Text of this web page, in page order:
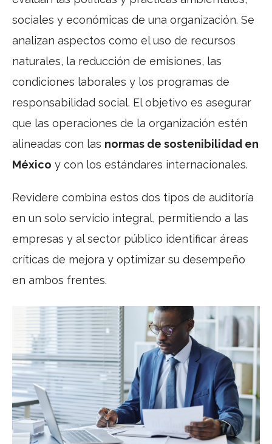
sociales y económicas de una organización. Se
analizan aspectos como el uso de recursos
naturales, la reducción de emisiones, las
condiciones laborales y los programas de
responsabilidad social. El objetivo es asegurar
que las operaciones de la organización estén
alineadas con las normas de sostenibilidad en
México y con los estándares internacionales.
Revidere combina estos dos tipos de auditoría
en un solo servicio integral, permitiendo a las
empresas y al sector público identificar áreas
críticas de mejora y optimizar su desempeño
en ambos frentes.